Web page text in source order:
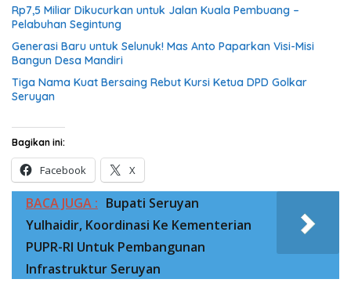
Rp7,5 Miliar Dikucurkan untuk Jalan Kuala Pembuang –
Pelabuhan Segintung
Generasi Baru untuk Selunuk! Mas Anto Paparkan Visi-Misi
Bangun Desa Mandiri
Tiga Nama Kuat Bersaing Rebut Kursi Ketua DPD Golkar
Seruyan
Bagikan ini:
Facebook X
BACA JUGA : Bupati Seruyan
Yulhaidir, Koordinasi Ke Kementerian
PUPR-RI Untuk Pembangunan
Infrastruktur Seruyan